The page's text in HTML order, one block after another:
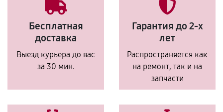
Бесплатная
доставка
Выезд курьера до вас
за 30 мин.
Гарантия до 2-х
лет
Распространяется как
на ремонт, так и на
запчасти